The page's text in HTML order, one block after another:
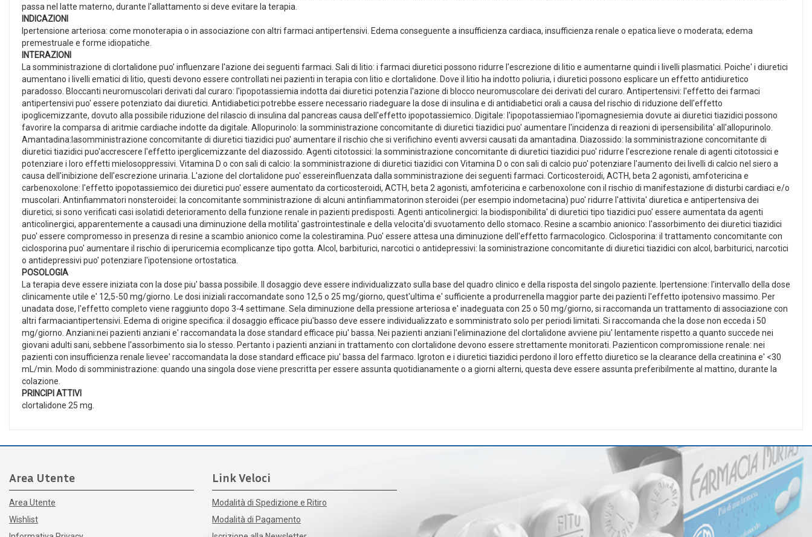
passa nel latte materno, durante l'allattamento si deve evitare la terapia.
INDICAZIONI
Ipertensione arteriosa: come monoterapia o in associazione con altri farmaci antipertensivi. Edema conseguente a insufficienza cardiaca, insufficienza renale o epatica lieve o moderata; edema
premestruale e forme idiopatiche.
INTERAZIONI
La somministrazione di clortalidone puo' influenzare l'azione dei seguenti farmaci. Sali di litio: i farmaci diuretici possono ridurre l'escrezione di litio e aumentarne quindi i livelli plasmatici. Poiche' i diuretici
aumentano i livelli ematici di litio, questi devono essere controllati nei pazienti in terapia con litio e clortalidone. Dove il litio ha indotto poliuria, i diuretici possono esplicare un effetto antidiuretico
paradosso. Bloccanti neuromuscolari derivati dal curaro: l'ipopotassiemia indotta dai diuretici potenzia l'azione di blocco neuromuscolare dei derivati del curaro. Antipertensivi: l'effetto dei farmaci
antipertensivi puo' essere potenziato dai diuretici. Antidiabetici:potrebbe essere necessario riadeguare la dose di insulina e di antidiabetici orali a causa del rischio di riduzione dell'effetto
ipoglicemizzante, dovuto alla possibile riduzione del rilascio di insulina dal pancreas causa dell'effetto ipopotassiemico. Digitale: l'ipopotassiemiao l'ipomagnesiemia dovute ai diuretici tiazidici possono
favorire la comparsa di aritmie cardiache indotte da digitale. Allopurinolo: la somministrazione concomitante di diuretici tiazidici puo' aumentare l'incidenza di reazioni di ipersensibilita' all'allopurinolo.
Amantadina:lasomministrazione concomitante di diuretici tiazidici puo' aumentare il rischio che si verifichino eventi avversi causati da amantadina. Diazossido: la somministrazione concomitante di
diuretici tiazidici puo'accrescere l'effetto iperglicemizzante del diazossido. Agenti citotossici: la somministrazione concomitante di diuretici tiazidici puo' ridurre l'escrezione renale di agenti citotossici e
potenziare i loro effetti mielosoppressivi. Vitamina D o con sali di calcio: la somministrazione di diuretici tiazidici con Vitamina D o con sali di calcio puo' potenziare l'aumento dei livelli di calcio nel siero a
causa dell'inibizione dell'escrezione urinaria. L'azione del clortalidone puo' essereinfluenzata dalla somministrazione dei seguenti farmaci. Corticosteroidi, ACTH, beta 2 agonisti, amfotericina e
carbenoxolone: l'effetto ipopotassiemico dei diuretici puo' essere aumentato da corticosteroidi, ACTH, beta 2 agonisti, amfotericina e carbenoxolone con il rischio di manifestazione di disturbi cardiaci e/o
muscolari. Antinfiammatori nonsteroidei: la concomitante somministrazione di alcuni antinfiammatorinon steroidei (per esempio indometacina) puo' ridurre l'attivita' diuretica e antipertensiva dei
diuretici; si sono verificati casi isolatidi deterioramento della funzione renale in pazienti predisposti. Agenti anticolinergici: la biodisponibilita' di diuretici tipo tiazidici puo' essere aumentata da agenti
anticolinergici, apparentemente a causadi una diminuzione della motilita' gastrointestinale e della velocita'di svuotamento dello stomaco. Resine a scambio anionico: l'assorbimento dei diuretici tiazidici
puo' essere compromesso in presenza di resine a scambio anionico come la colestiramina. Puo' essere attesa una diminuzione dell'effetto farmacologico. Ciclosporina: il trattamento concomitante con
ciclosporina puo' aumentare il rischio di iperuricemia ecomplicanze tipo gotta. Alcol, barbiturici, narcotici o antidepressivi: la soministrazione concomitante di diuretici tiazidici con alcol, barbiturici, narcotici
o antidepressivi puo' potenziare l'ipotensione ortostatica.
POSOLOGIA
La terapia deve essere iniziata con la dose piu' bassa possibile. Il dosaggio deve essere individualizzato sulla base del quadro clinico e della risposta del singolo paziente. Ipertensione: l'intervallo della dose
clinicamente utile e' 12,5-50 mg/giorno. Le dosi iniziali raccomandate sono 12,5 o 25 mg/giorno, quest'ultima e' sufficiente a produrrenella maggior parte dei pazienti l'effetto ipotensivo massimo. Per
unadata dose, l'effetto completo viene raggiunto dopo 3-4 settimane. Sela diminuzione della pressione arteriosa e' inadeguata con 25 o 50 mg/giorno, si raccomanda un trattamento di associazione con
altri farmaciantipertensivi. Edema di origine specifica: il dosaggio efficace piu'basso deve essere individualizzato e somministrato solo per periodi limitati. Si raccomanda che la dose non ecceda i 50
mg/giorno. Anziani:nei pazienti anziani e' raccomandata la dose standard efficace piu' bassa. Nei pazienti anziani l'eliminazione del clortalidone avviene piu' lentamente rispetto a quanto succede nei
giovani adulti sani, sebbene l'assorbimento sia lo stesso. Pertanto i pazienti anziani in trattamento con clortalidone devono essere strettamente monitorati. Pazienticon compromissione renale: nei
pazienti con insufficienza renale lievee' raccomandata la dose standard efficace piu' bassa del farmaco. Igroton e i diuretici tiazidici perdono il loro effetto diuretico se la clearance della creatinina e' <30
mL/min. Modo di somministrazione: quando una singola dose viene prescritta per essere assunta quotidianamente o a giorni alterni, questa deve essere assunta preferibilmente al mattino, durante la
colazione.
PRINCIPI ATTIVI
clortalidone 25 mg.
Area Utente
Area Utente
Wishlist
Link Veloci
Modalità di Spedizione e Ritiro
Modalità di Pagamento